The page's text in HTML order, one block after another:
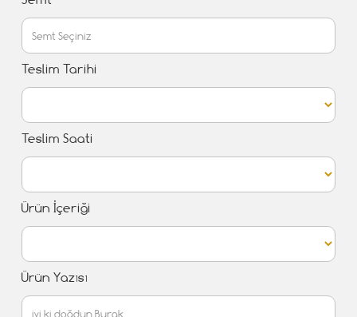
Teslim Tarihi
Teslim Saati
Ürün İçeriği
Ürün Yazısı